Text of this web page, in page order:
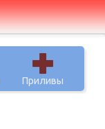
Приливы